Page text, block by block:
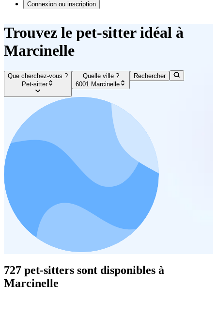
Connexion ou inscription
Trouvez le pet-sitter idéal à
Marcinelle
Que cherchez-vous ?
Pet-sitter
Quelle ville ?
6001 Marcinelle
Rechercher
727 pet-sitters sont disponibles à
Marcinelle